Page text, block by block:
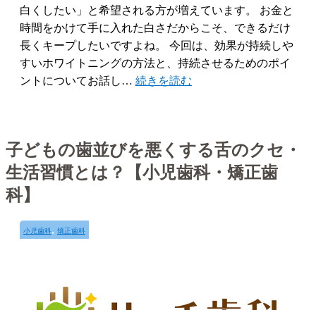
白くしたい」と希望される方が増えています。 お金と
時間をかけて手に入れた白さだからこそ、できるだけ
長くキープしたいですよね。 今回は、効果が持続しや
すいホワイトニングの方法と、持続させるためのポイ
ントについてお話し… 続きを読む
子どもの歯並びを悪くする舌のクセ・
生活習慣とは？【小児歯科・矯正歯
科】
小児歯科, 矯正歯科